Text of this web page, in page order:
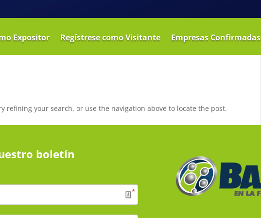
Expositor Regístrese como Visitante Empresas Confirmadas
refining your search, or use the navigation above to locate the post.
boletín
*